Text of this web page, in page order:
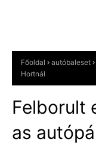
Főoldal autóbaleset
Hortnál
Felborult
as